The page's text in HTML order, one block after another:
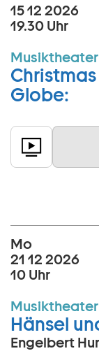
15 12 2026
19.30 Uhr
Globe:
Mo
21 12 2026
10 Uhr
Hänsel
Engelbert